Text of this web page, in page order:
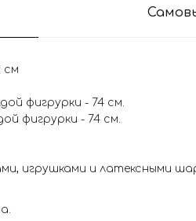
см
фигрурки - 74 см.
фигрурки - 74 см.
игрушками и латексными